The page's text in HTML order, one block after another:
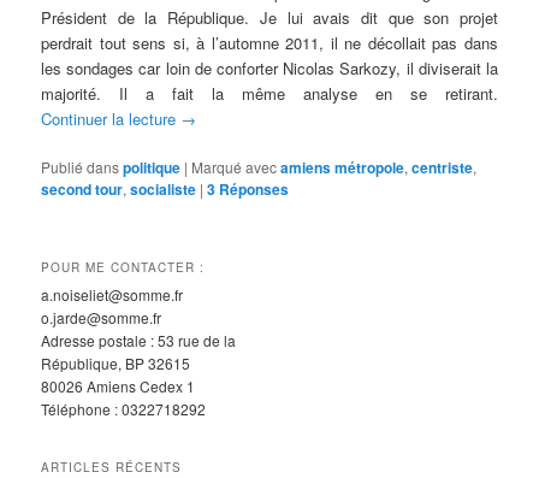
Président de la République. Je lui avais dit que son projet
perdrait tout sens si, à l’automne 2011, il ne décollait pas dans
les sondages car loin de conforter Nicolas Sarkozy, il diviserait la
majorité. Il a fait la même analyse en se retirant.
Continuer la lecture →
Publié danspolitique | Marqué avecamiens métropole,centriste,
second tour,socialiste |3 Réponses
POUR ME CONTACTER :
a.noiseliet@somme.fr
o.jarde@somme.fr
Adresse postale : 53 rue de la
République, BP 32615
80026 Amiens Cedex 1
Téléphone : 0322718292
ARTICLES RÉCENTS